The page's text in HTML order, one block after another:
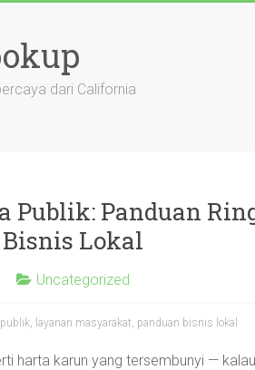
dari California
Publik: Panduan
Lokal
Uncategorized
publik, layanan masyarakat, panduan bisnis lokal
harta karun yang tersembunyi —